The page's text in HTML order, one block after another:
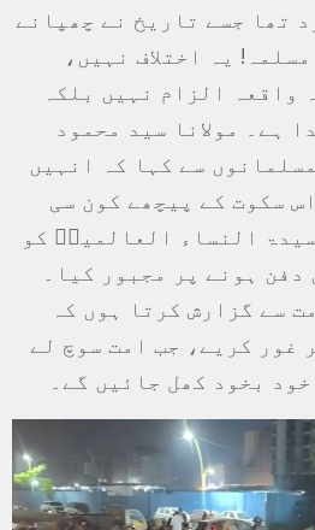
تھا جسے تاریخ نے چھپانے
یہ اختلاف نہیں،
واقعہ الزام نہیں بلکہ
ہے۔ مولانا سید محمود
سے کہا کہ انہیں
سکوت کے پیچھے کون سی
النساء العالمینؑ کو
دفن ہونے پر مجبور کیا۔
سے گزارش کرتا ہوں کہ
غور کریے، جب امت سوچ لے
بخود کھل جائیں گے۔